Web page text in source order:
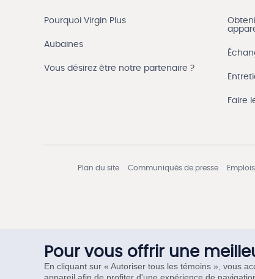
Pourquoi Virgin Plus
Aubaines
Vous désirez être notre partenaire ?
Faire
Plan du site Communiqués de presse Emplois
Pour vous offrir une
En cliquant sur « Autoriser tous les témoins », vous